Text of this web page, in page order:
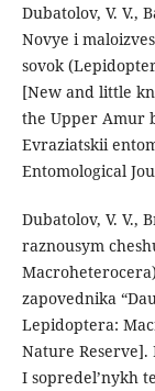
Dubatolov, V. V.,
Novye i
sovok
[New and little
the Upper Amur
Evraziatskii
Entomological
Dubatolov, V. V.,
raznousym
zapovednika
Lepidoptera:
Nature Reserve].
I sopredel’nykh